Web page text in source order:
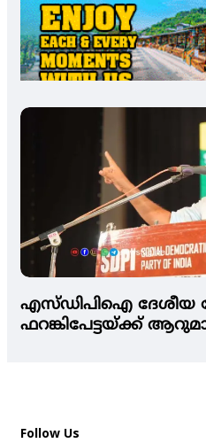
എസ്ഡിപിഐ ദേശീയ
ഫറങ്കിപേട്ടയ്ക്ക്
Follow Us